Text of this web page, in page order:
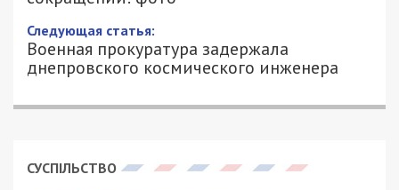
23/02/2018 - 17:15
АЛЕКСЕЙ ВАЛЕНКО - СПЕЦИАЛЬНО
ДЛЯ 49000.COM.UA
Сегодня, 23 февраля, под стенами Днепровского
Они вышли на протест с требованием